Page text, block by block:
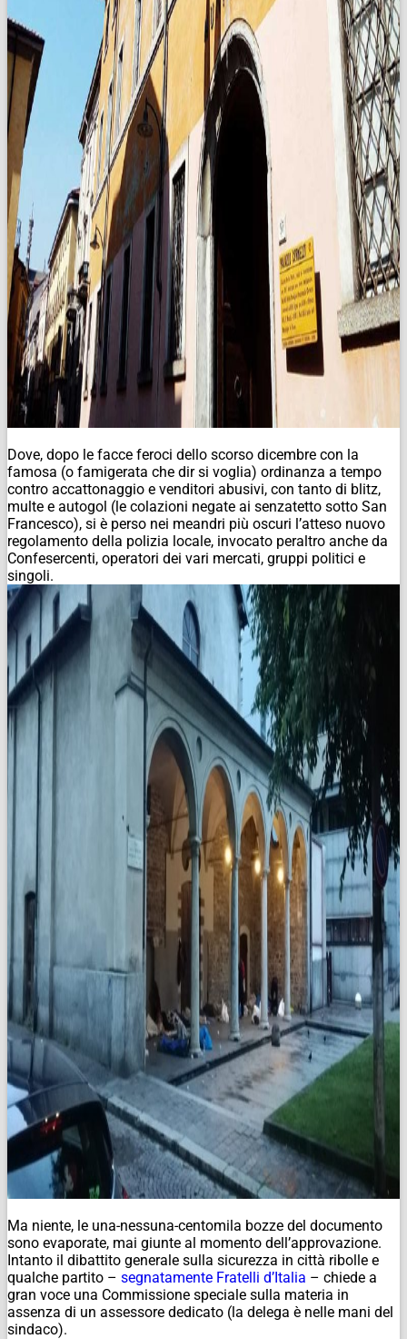
Dove, dopo le facce feroci dello scorso dicembre con la
famosa (o famigerata che dir si voglia) ordinanza a tempo
contro accattonaggio e venditori abusivi, con tanto di blitz,
multe e autogol (le colazioni negate ai senzatetto sotto San
Francesco), si è perso nei meandri più oscuri l’atteso nuovo
regolamento della polizia locale, invocato peraltro anche da
Confesercenti, operatori dei vari mercati, gruppi politici e
singoli.
Ma niente, le una-nessuna-centomila bozze del documento
sono evaporate, mai giunte al momento dell’approvazione.
Intanto il dibattito generale sulla sicurezza in città ribolle e
qualche partito – segnatamente Fratelli d’Italia – chiede a
gran voce una Commissione speciale sulla materia in
assenza di un assessore dedicato (la delega è nelle mani del
sindaco).